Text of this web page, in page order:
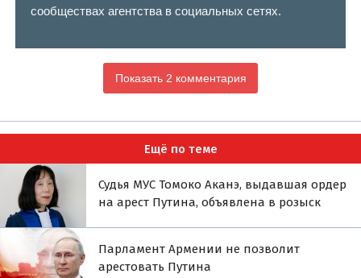
сообществах агентства в социальных сетях.
Показать 2 комментария
Ещё по теме
Судья МУС Томоко Аканэ, выдавшая ордер
на арест Путина, объявлена в розыск
Парламент Армении не позволит
арестовать Путина